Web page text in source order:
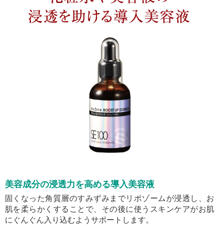
美容成分の浸透力を高める導入美容液
固くなった角質層のすみずみまでリポゾームが浸透し、お
肌を柔らかくすることで、その後に使うスキンケアがお肌
にぐんぐん入り込むようサポートします。